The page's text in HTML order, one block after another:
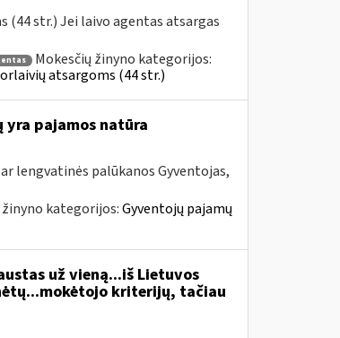
(44 str.) Jei laivo agentas atsargas
Mokesčių žinyno kategorijos:
atsargoms (44 str.)
pajamos natūra
lengvatinės palūkanos Gyventojas,
žinyno kategorijos:Gyventojų pajamų
už vieną...iš Lietuvos
kriterijų, tačiau